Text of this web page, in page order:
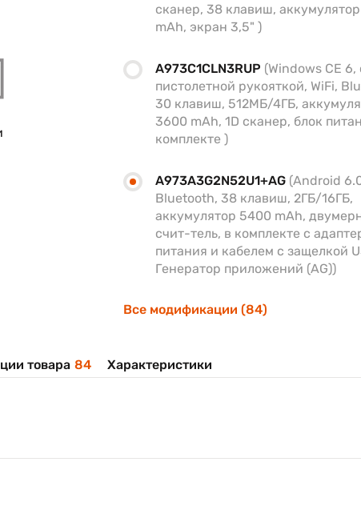
сканер, 38 клавиш,
mAh, экран 3,5" )
A973C1CLN3RUP (Windows CE 6,
пистолетной рукояткой, WiFi,
30 клавиш, 512МБ/4ГБ,
3600 mAh, 1D сканер, блок
комплекте )
A973A3G2N52U1+AG (Android
Bluetooth, 38 клавиш, 2ГБ/16ГБ,
аккумулятор 5400 mAh,
счит-тель, в комплекте с
питания и кабелем с защелкой
Генератор приложений (AG))
Все модификации (84)
товара 84 Характеристики